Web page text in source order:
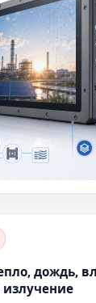
дождь,
излучение